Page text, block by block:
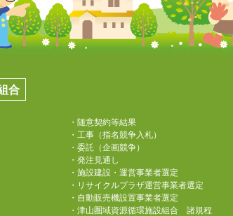
合
・随意契約等結果
・工事（指名競争入札）
・委託（企画競争）
・発注見通し
・施設建設・運営事業者選定
・リサイクルプラザ運営事業者選定
・自動販売機設置事業者選定
・津山圏域資源循環施設組合 諸規程